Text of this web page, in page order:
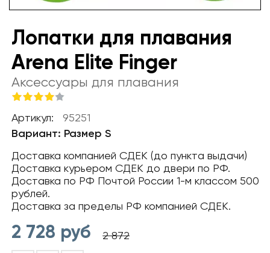
Лопатки для плавания
Arena Elite Finger
Аксессуары для плавания
Артикул: 95251
Вариант: Размер S
Доставка компанией СДЕК (до пункта выдачи)
Доставка курьером СДЕК до двери по РФ.
Доставка по РФ Почтой России 1-м классом 500
рублей.
Доставка за пределы РФ компанией СДЕК.
2 728 руб 2 872